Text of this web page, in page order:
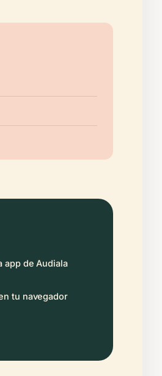
app de Audiala
tu navegador